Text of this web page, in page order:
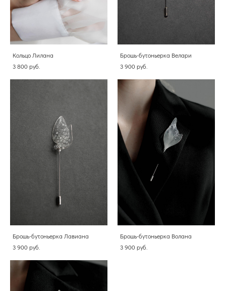
Кольцо Лилана
3 800 pуб.
Брошь-бутоньерка Велари
3 900 pуб.
Брошь-бутоньерка Лавиана
3 900 pуб.
Брошь-бутоньерка Волана
3 900 pуб.